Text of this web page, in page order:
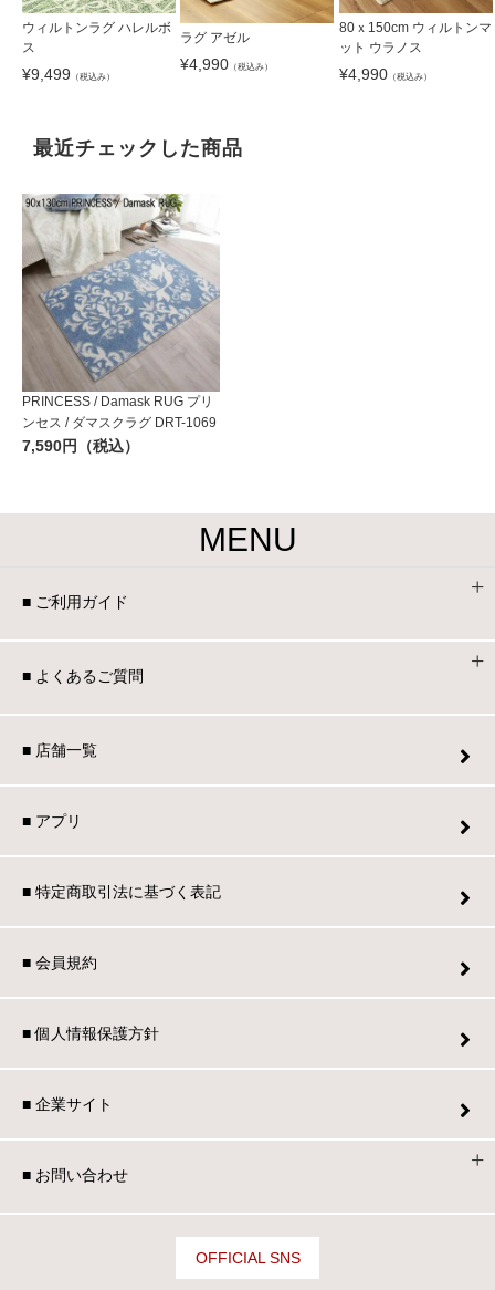
ウィルトンラグ ハレルボ
ス
¥9,499 （税込み）
ラグ アゼル
¥4,990 （税込み）
80ｘ150cm ウィルトンマ
ット ウラノス
¥4,990（税込み）
最近チェックした商品
PRINCESS / Damask RUG プリ
ンセス / ダマスクラグ DRT-1069
7,590円（税込）
MENU
■ ご利用ガイド
■ よくあるご質問
■ 店舗一覧
■ アプリ
■ 特定商取引法に基づく表記
■ 会員規約
■ 個人情報保護方針
■ 企業サイト
■ お問い合わせ
OFFICIAL SNS